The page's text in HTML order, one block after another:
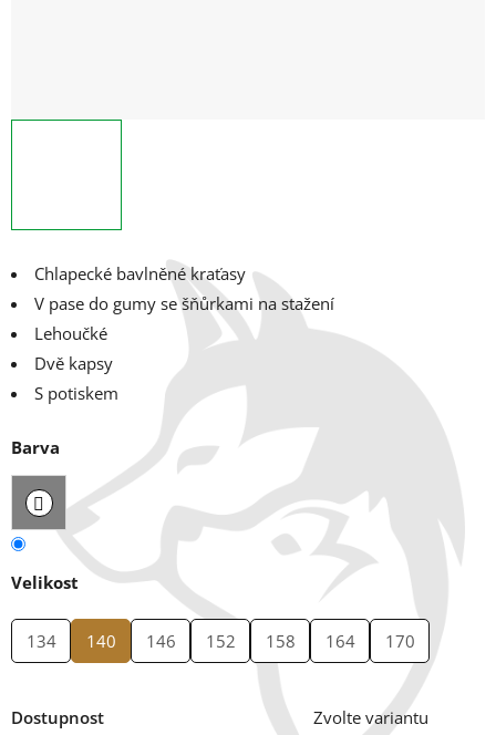
Chlapecké bavlněné kraťasy
V pase do gumy se šňůrkami na stažení
Lehoučké
Dvě kapsy
S potiskem
Barva
Velikost
134 140 146 152 158 164 170
Dostupnost
Zvolte variantu